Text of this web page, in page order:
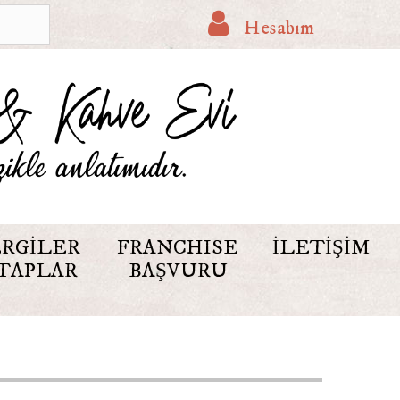
Hesabım
FRANCHISE
BAŞVURU
İLETIŞIM